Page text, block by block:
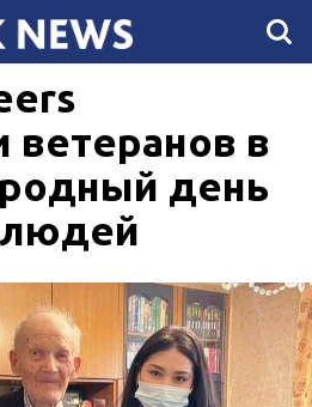
в Казахстане за два
1703
ветеранов в
день